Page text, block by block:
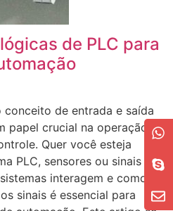
de PLC para
de entrada e saída
papel crucial na operação
Quer você esteja
PLC, sensores ou sinais de
interagem e como
sinais é essencial para